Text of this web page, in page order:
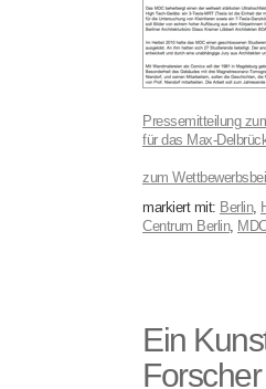
Pressemitteilung
für das Max-
zum
markiert mit: Berlin,
Centrum Berlin,
Ein
Forscher